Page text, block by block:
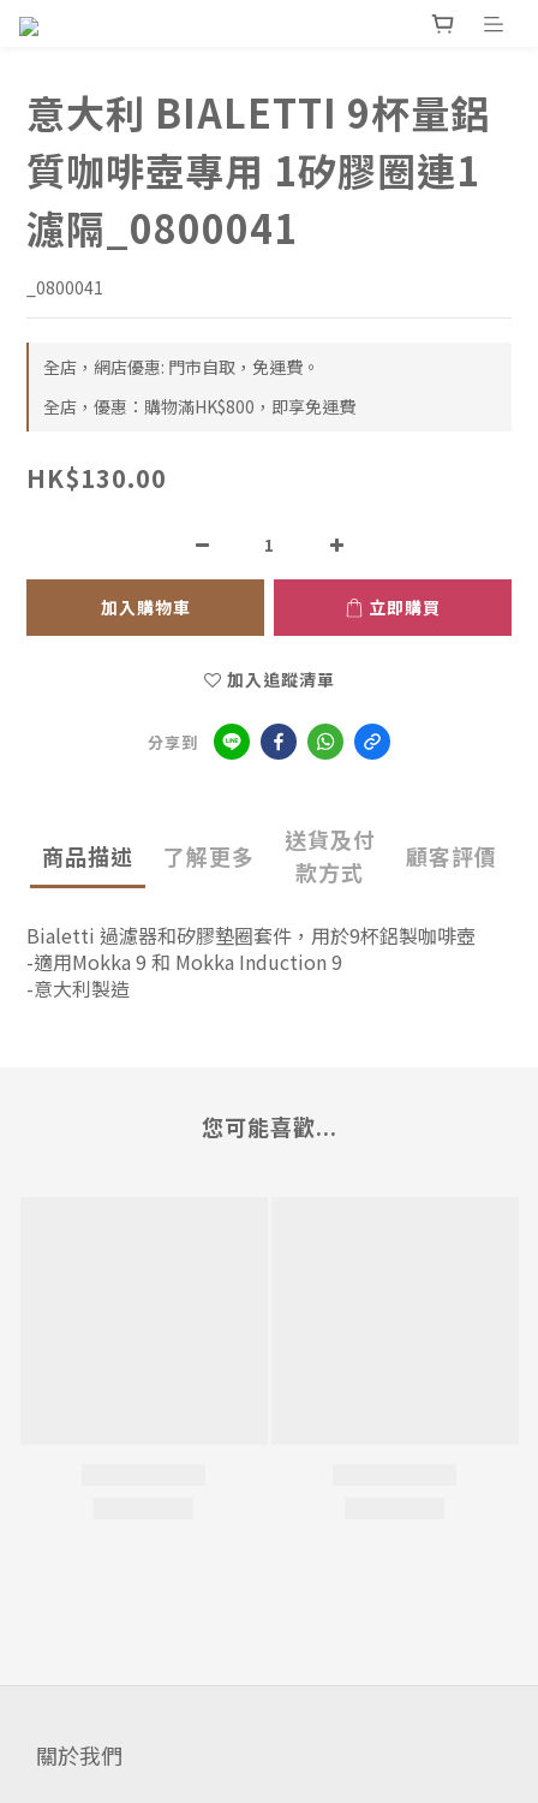
意大利 BIALETTI 9杯量鋁
質咖啡壺專用 1矽膠圈連1
濾隔_0800041
_0800041
全店，網店優惠: 門市自取，免運費。
全店，優惠：購物滿HK$800，即享免運費
HK$130.00
加入購物車 立即購買
加入追蹤清單
分享到
商品描述 了解更多
送貨及付
款方式
顧客評價
Bialetti 過濾器和矽膠墊圈套件，用於9杯鋁製咖啡壺
-適用Mokka 9 和 Mokka Induction 9
-意大利製造
您可能喜歡...
關於我們